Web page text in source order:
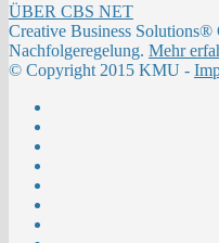
ÜBER CBS NET
Creative Business
Nachfolgeregelung. Mehr
© Copyright 2015 KMU -